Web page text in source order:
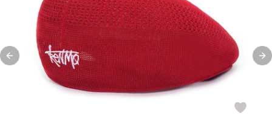
Previous slide